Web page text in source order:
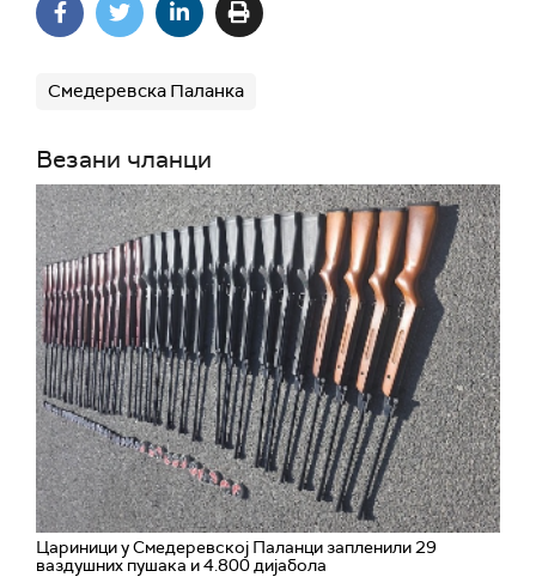
Смедеревска Паланка
Везани чланци
Цариници у Смедеревској Паланци запленили 29
ваздушних пушака и 4.800 дијабола